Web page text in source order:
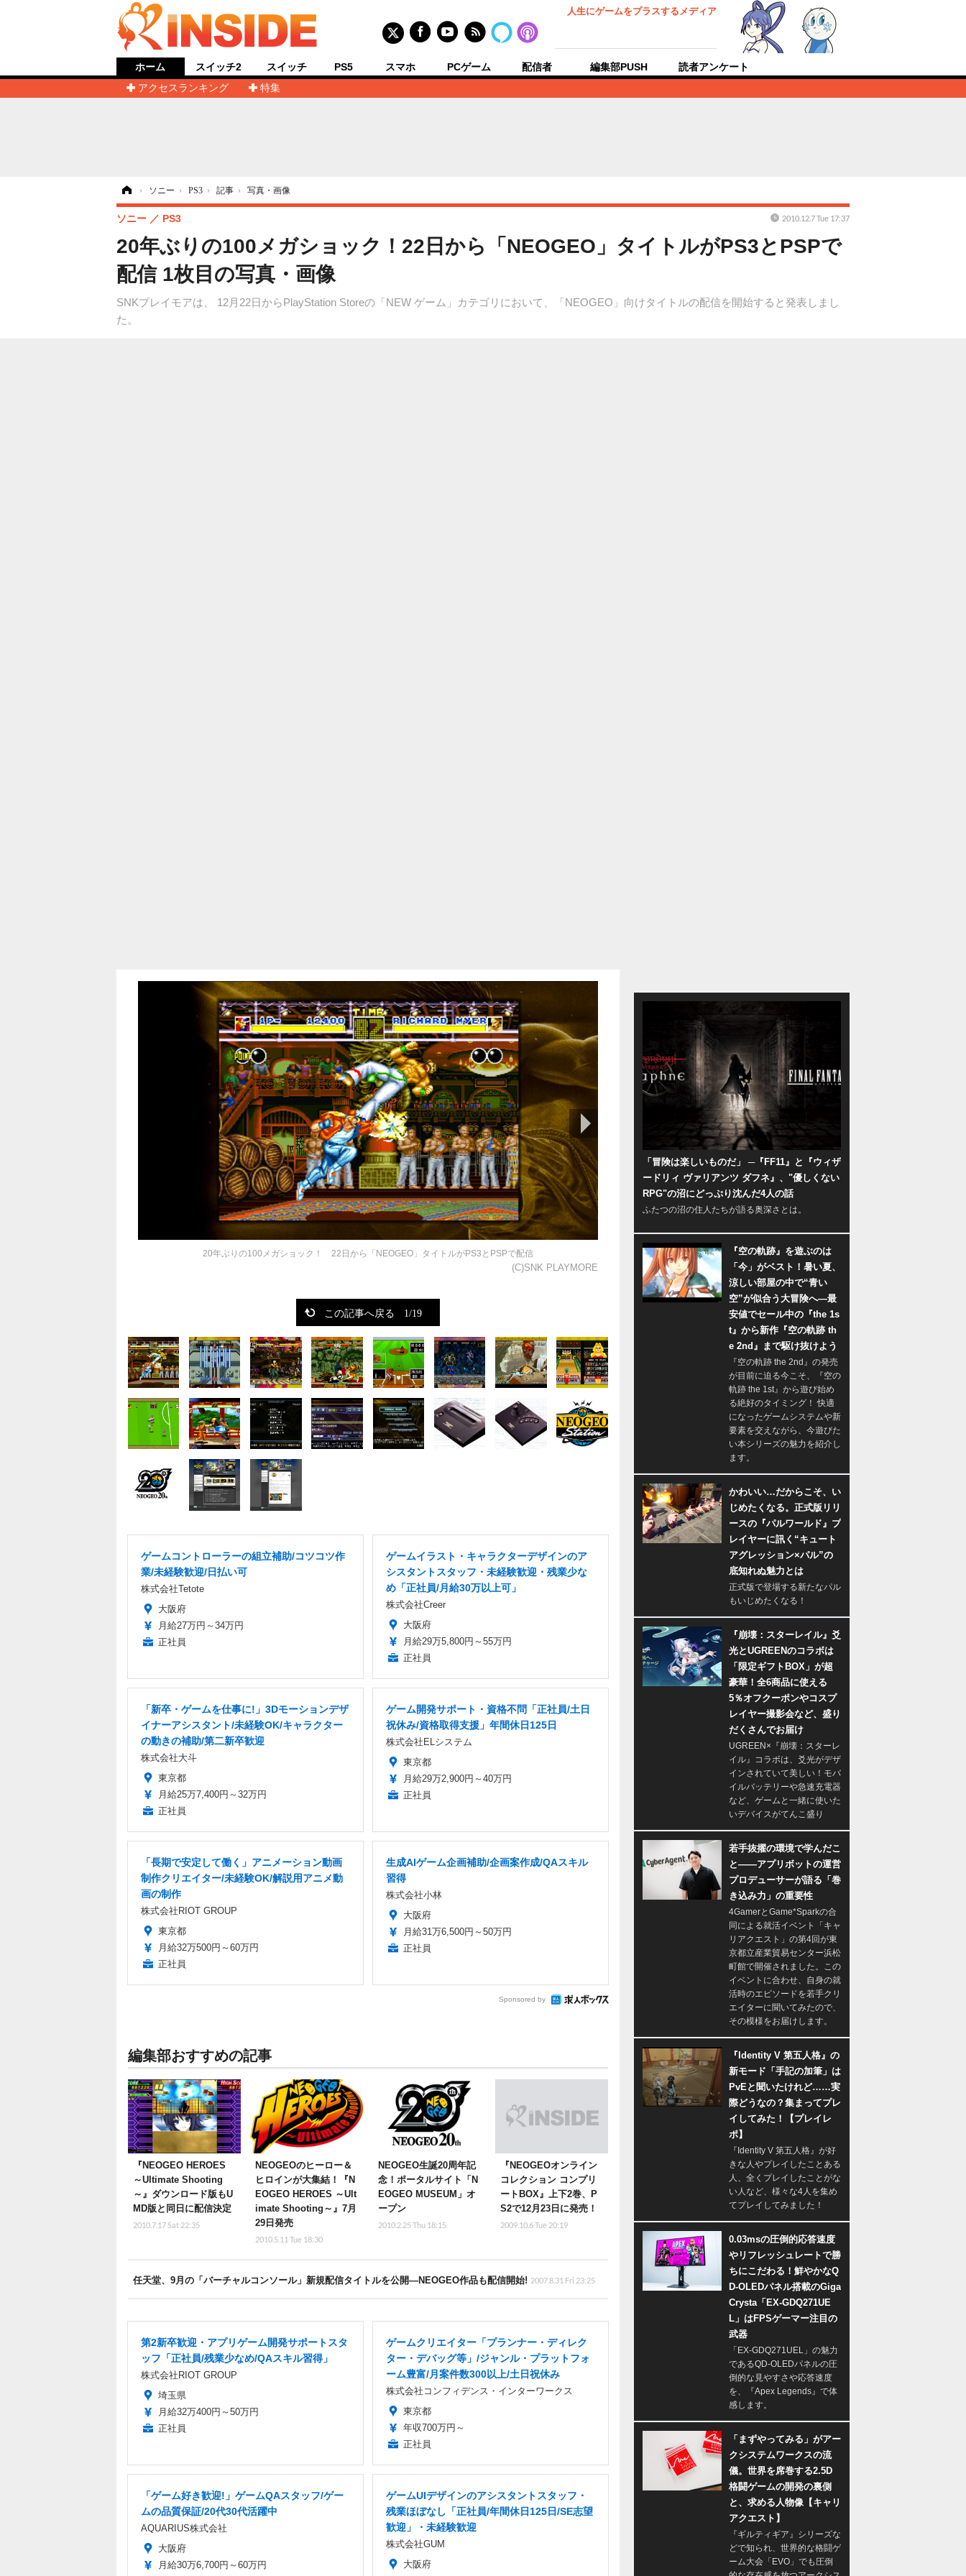
人生にゲームをプラスするメディア
ホーム
アクセスランキング
特集
スイッチ2 スイッチ PS5 スマホ PCゲーム 配信者 編集部PUSH 読者アンケート
› ソニー › PS3 › 記事 › 写真・画像
20年ぶりの100メガショック！22日から「NEOGEO」タイトルがPS3とPSPで
配信 1枚目の写真・画像
SNKプレイモアは、 12月22日からPlayStation Storeの「NEW ゲーム」カテゴリにおいて、「NEOGEO」向けタイトルの配信を開始すると発表しまし
た。
ソニー PS3 2010.12.7 Tue 17:37
(C)SNK PLAYMORE
20年ぶりの100メガショック！ 22日から「NEOGEO」タイトルがPS3とPSPで配信
次の画像
この記事へ戻る 1/19
ゲームコントローラーの組立補助/コツコツ作
業/未経験歓迎/日払い可
株式会社Tetote
大阪府
月給27万円～34万円
正社員
ゲームイラスト・キャラクターデザインのア
シスタントスタッフ・未経験歓迎・残業少な
め「正社員/月給30万以上可」
株式会社Creer
大阪府
月給29万5,800円～55万円
正社員
「新卒・ゲームを仕事に!」3Dモーションデザ
イナーアシスタント/未経験OK/キャラクター
の動きの補助/第二新卒歓迎
株式会社大斗
東京都
月給25万7,400円～32万円
正社員
ゲーム開発サポート・資格不問「正社員/土日
祝休み/資格取得支援」年間休日125日
株式会社ELシステム
東京都
月給29万2,900円～40万円
正社員
「長期で安定して働く」アニメーション動画
制作クリエイター/未経験OK/解説用アニメ動
画の制作
株式会社RIOT GROUP
東京都
月給32万500円～60万円
正社員
生成AIゲーム企画補助/企画案作成/QAスキル
習得
株式会社小林
大阪府
月給31万6,500円～50万円
正社員
Sponsored by
編集部おすすめの記事
『NEOGEO HEROES
～Ultimate Shooting
～』ダウンロード版もU
MD版と同日に配信決定
2010.7.17 Sat 22:35
NEOGEOのヒーロー＆
ヒロインが大集結！『N
EOGEO HEROES ～Ult
imate Shooting～』7月
29日発売
2010.5.11 Tue 18:30
NEOGEO生誕20周年記
念！ポータルサイト「N
EOGEO MUSEUM」オ
ープン
2010.2.25 Thu 18:15
『NEOGEOオンライン
コレクション コンプリ
ートBOX』上下2巻、P
S2で12月23日に発売！
2009.10.6 Tue 20:19
任天堂、9月の「バーチャルコンソール」新規配信タイトルを公開―NEOGEO作品も配信開始! 2007.8.31 Fri 23:25
第2新卒歓迎・アプリゲーム開発サポートスタ
ッフ「正社員/残業少なめ/QAスキル習得」
株式会社RIOT GROUP
埼玉県
月給32万400円～50万円
正社員
ゲームクリエイター「プランナー・ディレク
ター・デバッグ等」/ジャンル・プラットフォ
ーム豊富/月案件数300以上/土日祝休み
株式会社コンフィデンス・インターワークス
東京都
年収700万円～
正社員
「ゲーム好き歓迎!」ゲームQAスタッフ/ゲー
ムの品質保証/20代30代活躍中
AQUARIUS株式会社
大阪府
月給30万6,700円～60万円
ゲームUIデザインのアシスタントスタッフ・
残業ほぼなし「正社員/年間休日125日/SE志望
歓迎」・未経験歓迎
株式会社GUM
大阪府
「冒険は楽しいものだ」 ─『FF11』と『ウィザ
ードリィ ヴァリアンツ ダフネ』、"優しくない
RPG"の沼にどっぷり沈んだ4人の話
ふたつの沼の住人たちが語る奥深さとは。
『空の軌跡』を遊ぶのは
「今」がベスト！暑い夏、
涼しい部屋の中で“青い
空”が似合う大冒険へ―最
安値でセール中の『the 1s
t』から新作『空の軌跡 th
e 2nd』まで駆け抜けよう
『空の軌跡 the 2nd』の発売
が目前に迫る今こそ、『空の
軌跡 the 1st』から遊び始め
る絶好のタイミング！ 快適
になったゲームシステムや新
要素を交えながら、今遊びた
い本シリーズの魅力を紹介し
ます。
かわいい…だからこそ、い
じめたくなる。正式版リリ
ースの『パルワールド』プ
レイヤーに訊く“キュート
アグレッション×パル”の
底知れぬ魅力とは
正式版で登場する新たなパル
もいじめたくなる！
『崩壊：スターレイル』爻
光とUGREENのコラボは
「限定ギフトBOX」が超
豪華！全6商品に使える
5％オフクーポンやコスプ
レイヤー撮影会など、盛り
だくさんでお届け
UGREEN×『崩壊：スターレ
イル』コラボは、爻光がデザ
インされていて美しい！モバ
イルバッテリーや急速充電器
など、ゲームと一緒に使いた
いデバイスがてんこ盛り
若手抜擢の環境で学んだこ
と――アプリボットの運営
プロデューサーが語る「巻
き込み力」の重要性
4GamerとGame*Sparkの合
同による就活イベント「キャ
リアクエスト」の第4回が東
京都立産業貿易センター浜松
町館で開催されました。この
イベントに合わせ、自身の就
活時のエピソードを若手クリ
エイターに聞いてみたので、
その模様をお届けします。
『Identity V 第五人格』の
新モード「手記の加筆」は
PvEと聞いたけれど……実
際どうなの？集まってプレ
イしてみた！【プレイレ
ポ】
『Identity V 第五人格』が好
きな人やプレイしたことある
人、全くプレイしたことがな
い人など、様々な4人を集め
てプレイしてみました！
0.03msの圧倒的応答速度
やリフレッシュレートで勝
ちにこだわる！鮮やかなQ
D-OLEDパネル搭載のGiga
Crysta「EX-GDQ271UE
L」はFPSゲーマー注目の
武器
「EX-GDQ271UEL」の魅力
であるQD-OLEDパネルの圧
倒的な見やすさや応答速度
を、『Apex Legends』で体
感します。
「まずやってみる」がアー
クシステムワークスの流
儀。世界を席巻する2.5D
格闘ゲームの開発の裏側
と、求める人物像【キャリ
アクエスト】
『ギルティギア』シリーズな
どで知られ、世界的な格闘ゲ
ーム大会「EVO」でも圧倒